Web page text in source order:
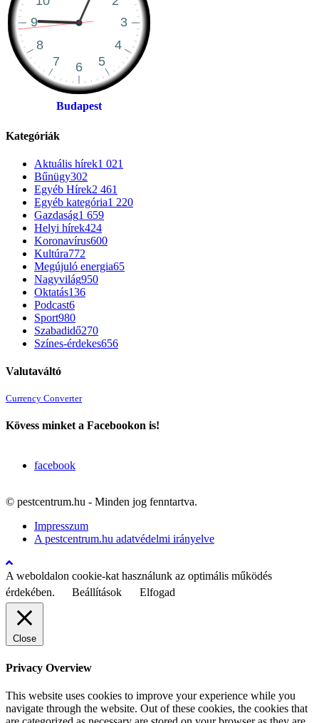
Budapest
Kategóriák
Aktuális hírek1 021
Bűnügy302
Egyéb Hírek2 461
Egyéb kategória1 220
Gazdaság1 659
Helyi hírek424
Koronavírus600
Kultúra772
Megújuló energia65
Nagyvilág950
Oktatás136
Podcast6
Sport980
Szabadidő270
Színes-érdekes656
Valutaváltó
Currency Converter
Kövess minket a Facebookon is!
facebook
© pestcentrum.hu - Minden jog fenntartva.
Impresszum
A pestcentrum.hu adatvédelmi irányelve
A weboldalon cookie-kat használunk az optimális működés
érdekében.
Beállítások Elfogad
Close
Privacy Overview
This website uses cookies to improve your experience while you
navigate through the website. Out of these cookies, the cookies that